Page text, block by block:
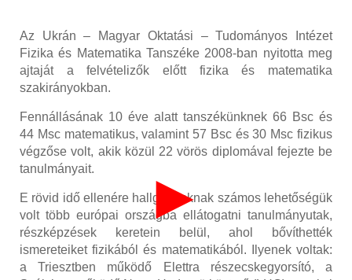
►
Az Ukrán – Magyar Oktatási – Tudományos Intézet
Fizika és Matematika Tanszéke 2008-ban nyitotta meg
ajtaját a felvételizők előtt fizika és matematika
szakirányokban.
Fennállásának 10 éve alatt tanszékünknek 66 Bsc és
44 Msc matematikus, valamint 57 Bsc és 30 Msc fizikus
végzőse volt, akik közül 22 vörös diplomával fejezte be
tanulmányait.
E rövid idő ellenére hallgatóinknak számos lehetőségük
volt több európai országba ellátogatni tanulmányutak,
részképzések keretein belül, ahol bővíthették
ismereteiket fizikából és matematikából. Ilyenek voltak:
a Triesztben működő Elettra részecskegyorsító, a